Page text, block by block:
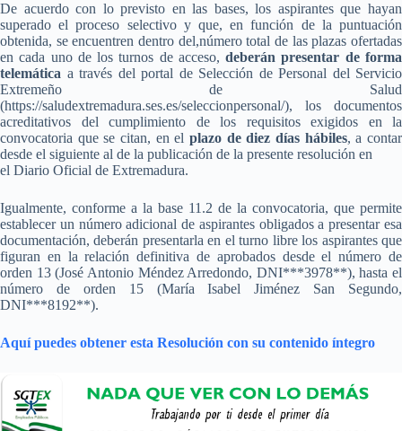
De acuerdo con lo previsto en las bases, los aspirantes que hayan
superado el proceso selectivo y que, en función de la puntuación
obtenida, se encuentren dentro del,número total de las plazas ofertadas
en cada uno de los turnos de acceso,deberán presentar de forma
telemática a través del portal de Selección de Personal del Servicio
Extremeño de Salud
(https://saludextremadura.ses.es/seleccionpersonal/), los documentos
acreditativos del cumplimiento de los requisitos exigidos en la
convocatoria que se citan, en el plazo de diez días hábiles, a contar
desde el siguiente al de la publicación de la presente resolución en
el Diario Oficial de Extremadura.
Igualmente, conforme a la base 11.2 de la convocatoria, que permite
establecer un número adicional de aspirantes obligados a presentar esa
documentación, deberán presentarla en el turno libre los aspirantes que
figuran en la relación definitiva de aprobados desde el número de
orden 13 (José Antonio Méndez Arredondo, DNI***3978**), hasta el
número de orden 15 (María Isabel Jiménez San Segundo,
DNI***8192**).
Aquí puedes obtener esta Resolución con su contenido íntegro